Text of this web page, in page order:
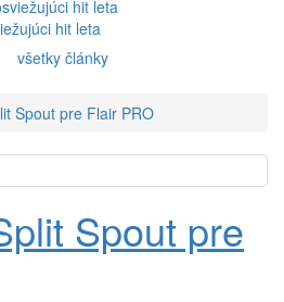
hit leta
všetky články
Spout pre Flair PRO
Spout pre